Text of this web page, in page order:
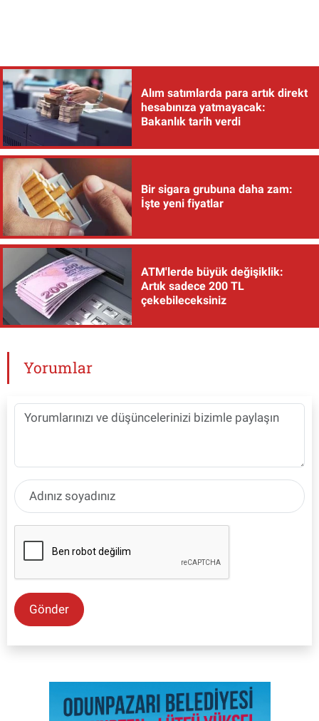
Alım satımlarda para artık direkt
hesabınıza yatmayacak:
Bakanlık tarih verdi
Bir sigara grubuna daha zam:
İşte yeni fiyatlar
ATM'lerde büyük değişiklik:
Artık sadece 200 TL
çekebileceksiniz
Yorumlar
Gönder